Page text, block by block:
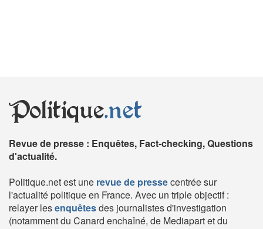
Politique.net
Revue de presse : Enquêtes, Fact-checking, Questions
d'actualité.
Politique.net est une revue de pressecentrée sur
l'actualité politique en France. Avec un triple objectif :
relayer lesenquêtesdes journalistes d'investigation
(notamment du Canard enchaîné, de Mediapart et du